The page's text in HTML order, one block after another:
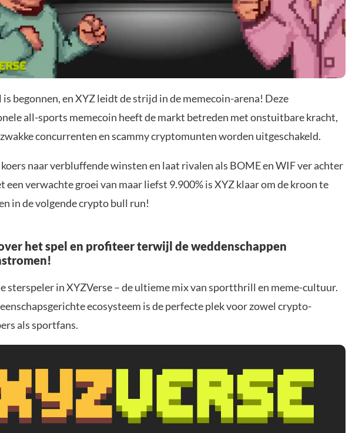
is begonnen, en XYZ leidt de strijd in de memecoin-arena! Deze
all-sports memecoin heeft de markt betreden met onstuitbare kracht,
concurrenten en scammy cryptomunten worden uitgeschakeld.
naar verbluffende winsten en laat rivalen als BOME en WIF ver achter
een verwachte groei van maar liefst 9.900% is XYZ klaar om de kroon te
in de volgende crypto bull run!
het spel en profiteer terwijl de weddenschappen
sterspeler in XYZVerse – de ultieme mix van sportthrill en meme-cultuur.
ecosysteem is de perfecte plek voor zowel crypto-
als sportfans.